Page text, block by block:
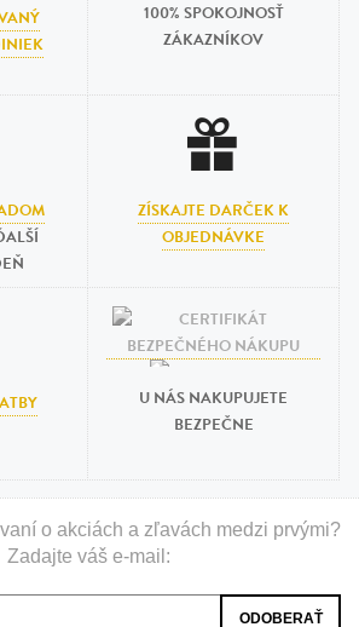
100% SPOKOJNOSŤ
ZÁKAZNÍKOV
ZÍSKAJTE DARČEK K
OBJEDNÁVKE
U NÁS NAKUPUJETE
BEZPEČNE
o akciách a zľavách medzi prvými?
Zadajte váš e-mail: